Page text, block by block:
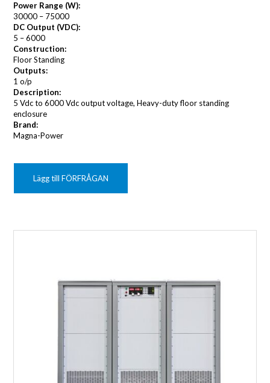
Power Range (W):
30000 – 75000
DC Output (VDC):
5 – 6000
Construction:
Floor Standing
Outputs:
1 o/p
Description:
5 Vdc to 6000 Vdc output voltage, Heavy-duty floor standing
enclosure
Brand:
Magna-Power
Lägg till FÖRFRÅGAN